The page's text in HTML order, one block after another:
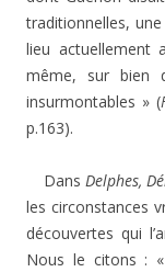
traditionnelles,
lieu actuellement
même, sur bien
insurmontables » (
p.163).
DansDelphes,
les circonstances
découvertes qui
Nous le citons :